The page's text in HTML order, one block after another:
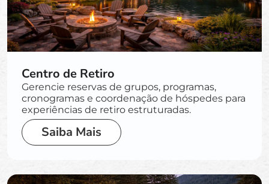
Centro de Retiro
Gerencie reservas de grupos, programas,
cronogramas e coordenação de hóspedes para
experiências de retiro estruturadas.
Saiba Mais